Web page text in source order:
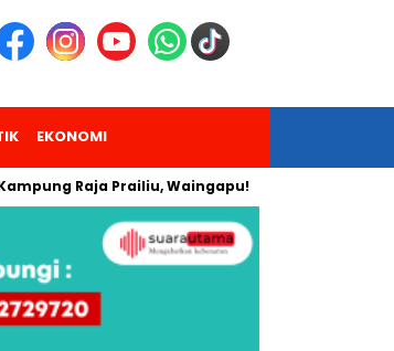
EKONOMI
Raja Prailiu, Waingapu! Dua Pendaki